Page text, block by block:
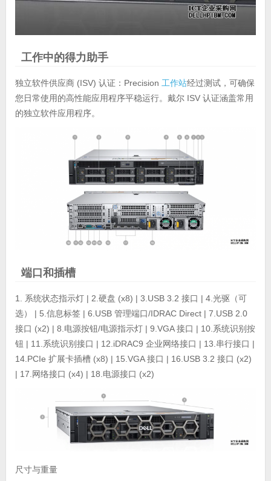
工作中的得力助手
独立软件供应商 (ISV) 认证：Precision 工作站经过测试，可确保
您日常使用的高性能应用程序平稳运行。戴尔 ISV 认证涵盖常用
的独立软件应用程序。
端口和插槽
1. 系统状态指示灯 | 2.硬盘 (x8) | 3.USB 3.2 接口 | 4.光驱（可
选） | 5.信息标签 | 6.USB 管理端口/IDRAC Direct | 7.USB 2.0
接口 (x2) | 8.电源按钮/电源指示灯 | 9.VGA 接口 | 10.系统识别按
钮 | 11.系统识别接口 | 12.iDRAC9 企业网络接口 | 13.串行接口 |
14.PCIe 扩展卡插槽 (x8) | 15.VGA 接口 | 16.USB 3.2 接口 (x2)
| 17.网络接口 (x4) | 18.电源接口 (x2)
尺寸与重量